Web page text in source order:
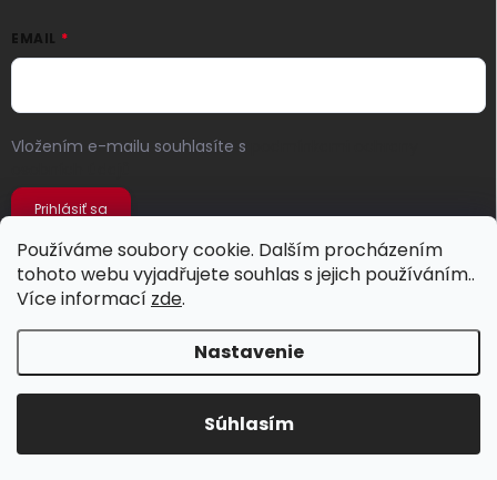
Používáme soubory cookie. Dalším procházením
tohoto webu vyjadřujete souhlas s jejich používáním..
Více informací zde.
Nastavenie
Súhlasím
EMAIL
Vložením e-mailu souhlasíte s
Prihlásiť sa
Jeans Store . Všetky práva vyhradené.